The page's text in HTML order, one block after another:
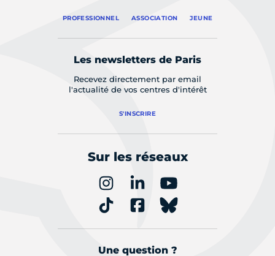
PROFESSIONNEL ASSOCIATION JEUNE
Les newsletters de Paris
Recevez directement par email
l'actualité de vos centres d'intérêt
S'INSCRIRE
Sur les réseaux
Une question ?